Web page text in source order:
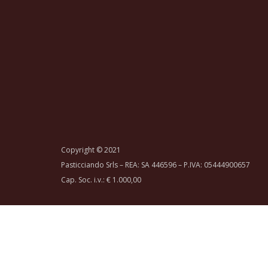
Copyright © 2021
Pasticciando Srls – REA: SA 446596 – P.IVA: 05444900657
Cap. Soc. i.v.: € 1.000,00